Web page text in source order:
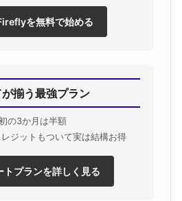
を無料で始める
揃う最強プラン
の3か月は半額
ジットもついて実は結構お得
トプランを詳しく見る